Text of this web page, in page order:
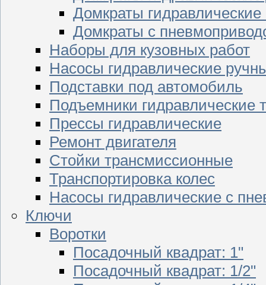
Домкраты гидравлические
Домкраты с
Наборы для кузовных работ
Насосы гидравлические
Подставки под автомобиль
Подъемники гидравлические
Прессы гидравлические
Ремонт двигателя
Стойки трансмиссионные
Транспортировка колес
Насосы гидравлические с
Ключи
Воротки
Посадочный квадрат: 1"
Посадочный квадрат: 1/2"